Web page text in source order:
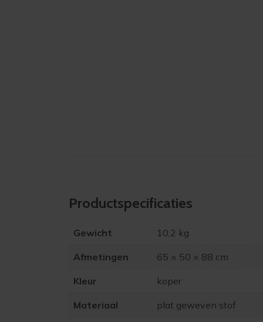
Product­specificaties
Gewicht 10,2 kg
Afmetingen 65 × 50 × 88 cm
Kleur koper
Materiaal plat geweven stof